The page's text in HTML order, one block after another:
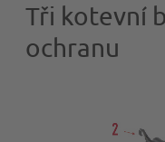
Tři kotevní
ochranu